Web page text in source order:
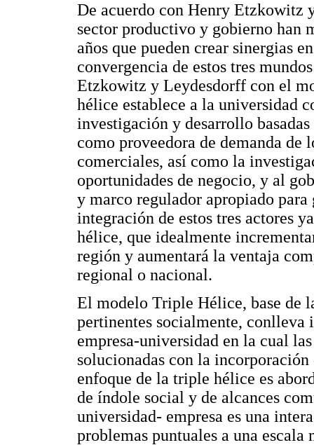
De acuerdo con Henry Etzkowitz
sector productivo y gobierno han
años que pueden crear sinergias
convergencia de estos tres
Etzkowitz y Leydesdorff con el
hélice establece a la universidad
investigación y desarrollo
como proveedora de demanda de
comerciales, así como la
oportunidades de negocio, y al
y marco regulador apropiado
integración de estos tres actores
hélice, que idealmente
región y aumentará la ventaja
regional o nacional.
El modelo Triple Hélice, base de
pertinentes socialmente,
empresa-universidad en la cual
solucionadas con la
enfoque de la triple hélice es
de índole social y de alcances
universidad- empresa es una
problemas puntuales a una escala